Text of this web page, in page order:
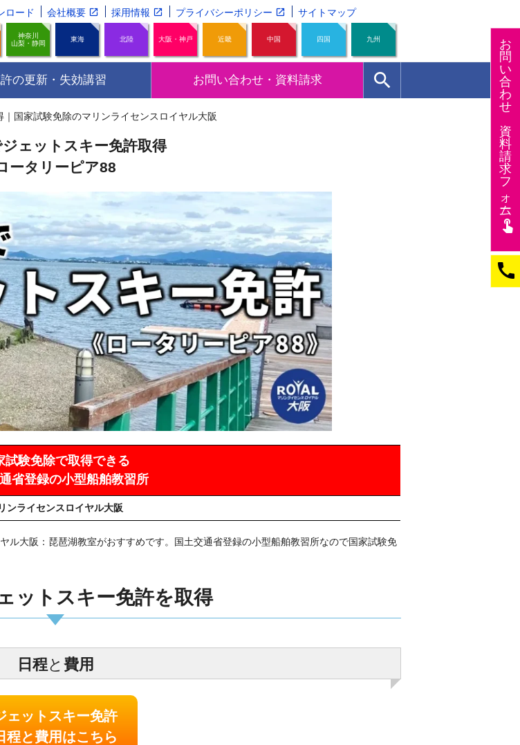
ロード 会社概要 採用情報 プライバシーポリシー サイトマップ
神奈川
山梨・静岡
東海 北陸 大阪・神戸 近畿 中国 四国 九州
の更新・失効講習 お問い合わせ・資料請求 search
お
問
い
合
わ
せ
資
料
請
求
フ
ォー
ム
touch_app
call
国家試験免除のマリンライセンスロイヤル大阪
ェットスキー免許取得
ータリーピア88
試験免除で取得できる
省登録の小型船舶教習所
ンライセンスロイヤル大阪
ル大阪：琵琶湖教室がおすすめです。国土交通省登録の小型船舶教習所なので国家試験免
ットスキー免許を取得
日程と 費用
ェットスキー免許
程と費用はこちら